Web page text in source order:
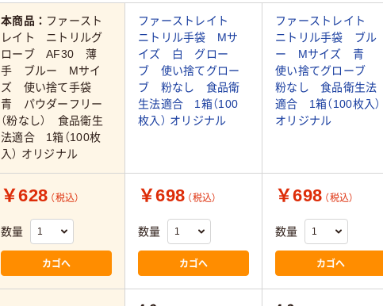
本商品： ファースト
レイト ニトリルグ
ローブ AF30 薄
手 ブルー Mサイ
ズ 使い捨て手袋
青 パウダーフリー
（粉なし） 食品衛生
法適合 1箱（100枚
入） オリジナル
ファーストレイト
ニトリル手袋 Mサ
イズ 白 グロー
ブ 使い捨てグロー
ブ 粉なし 食品衛
生法適合 1箱（100
枚入） オリジナル
ファーストレイト
ニトリル手袋 ブル
ー Mサイズ 青
使い捨てグローブ
粉なし 食品衛生法
適合 1箱（100枚入）
オリジナル
￥628 （税込）
数量
カゴへ
￥698 （税込）
数量
カゴへ
￥698 （税込）
数量
カゴへ